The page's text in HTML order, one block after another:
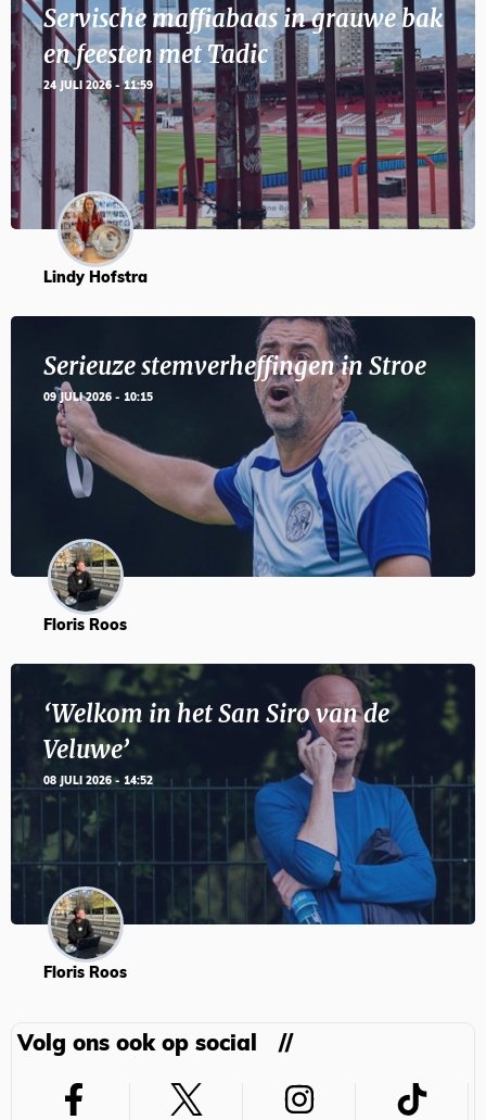
Servische maffiabaas in grauwe bak
en feesten met Tadic
24 JULI 2026 - 11:59
Lindy Hofstra
Serieuze stemverheffingen in Stroe
09 JULI 2026 - 10:15
Floris Roos
‘Welkom in het San Siro van de
Veluwe’
08 JULI 2026 - 14:52
Floris Roos
Volg ons ook op social